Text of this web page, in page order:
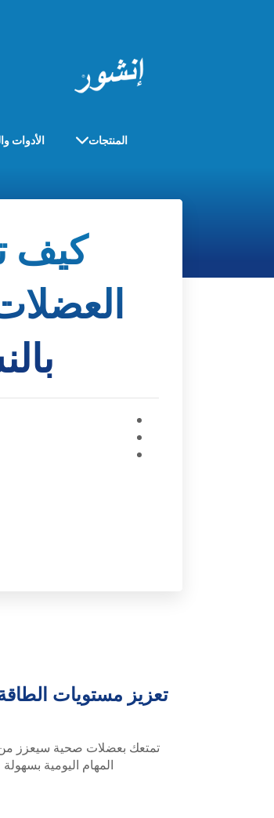
المنتجات الأدوات
كيف
تعزيز مستويات
تمتعك بعضلات صحية سيعزز
المهام اليومية